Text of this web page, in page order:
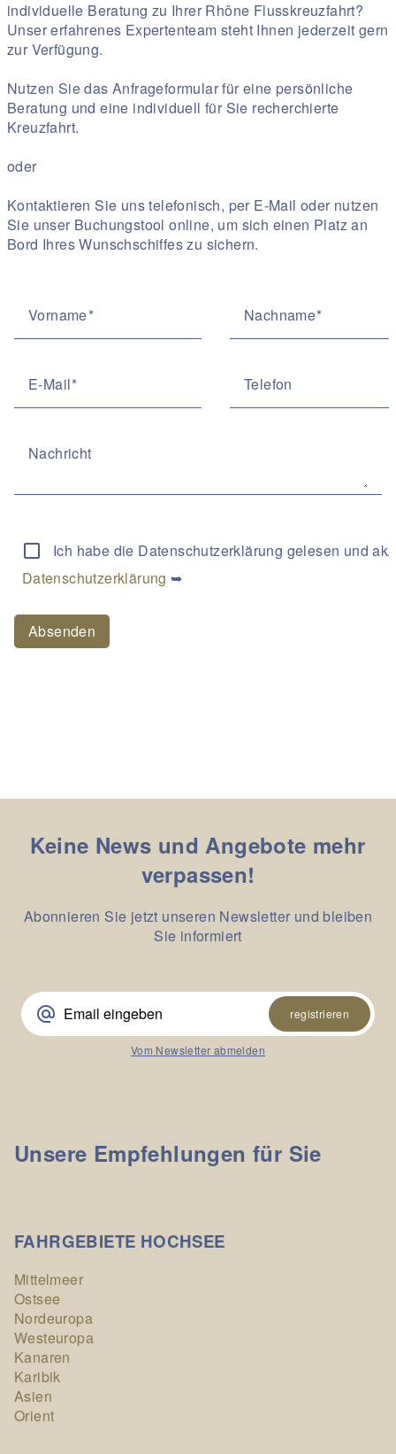
individuelle Beratung zu Ihrer Rhône Flusskreuzfahrt?
Unser erfahrenes Expertenteam steht Ihnen jederzeit gern
zur Verfügung.
Nutzen Sie das Anfrageformular für eine persönliche
Beratung und eine individuell für Sie recherchierte
Kreuzfahrt.
oder
Kontaktieren Sie uns telefonisch, per E-Mail oder nutzen
Sie unser Buchungstool online, um sich einen Platz an
Bord Ihres Wunschschiffes zu sichern.
Vorname Nachname
E-Mail Telefon
Nachricht
Ich habe die Datenschutzerklärung gelesen und
Datenschutzerklärung ➥
Absenden
Keine News und Angebote mehr
verpassen!
Abonnieren Sie jetzt unseren Newsletter und bleiben
Sie informiert
alternate_email registrieren
Vom Newsletter abmelden
Unsere Empfehlungen für Sie
FAHRGEBIETE HOCHSEE
Mittelmeer
Ostsee
Nordeuropa
Westeuropa
Kanaren
Karibik
Asien
Orient